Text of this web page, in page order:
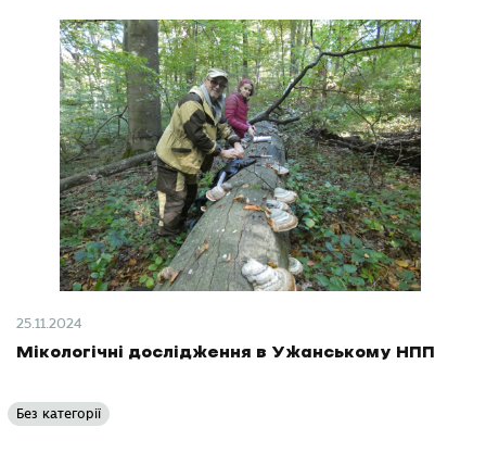
25.11.2024
Мікологічні дослідження в Ужанському НПП
Без категорії